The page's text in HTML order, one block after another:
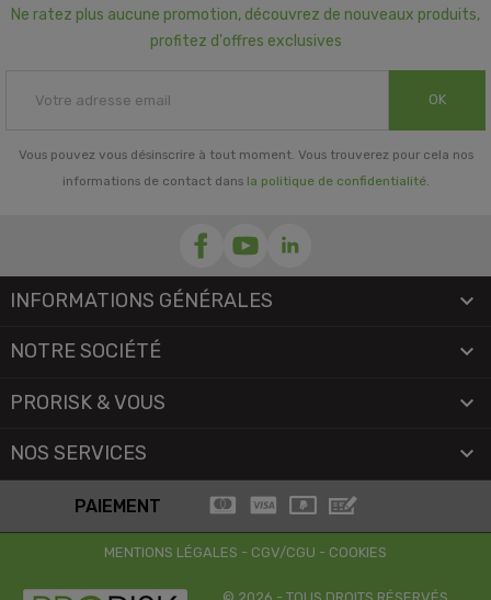
Ne ratez plus aucune promotion, découvrez de nouveaux produits,
profitez d'offres exclusives
OK
Vous pouvez vous désinscrire à tout moment. Vous trouverez pour cela nos
informations de contact dans la politique de confidentialité.
INFORMATIONS GÉNÉRALES 
NOTRE SOCIÉTÉ 
PRORISK & VOUS 
NOS SERVICES 
PAIEMENT
MENTIONS LÉGALES - CGV/CGU - COOKIES